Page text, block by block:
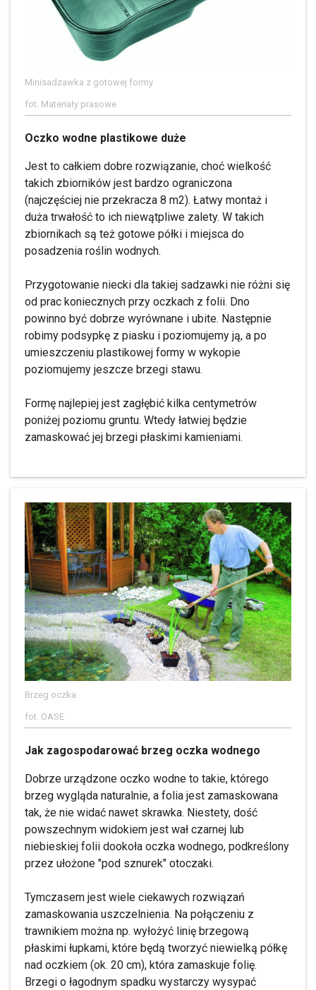
Minisadzawka z gotowej formy
fot. Materiały prasowe
Oczko wodne plastikowe duże
Jest to całkiem dobre rozwiązanie, choć wielkość
takich zbiorników jest bardzo ograniczona
(najczęściej nie przekracza 8 m2). Łatwy montaż i
duża trwałość to ich niewątpliwe zalety. W takich
zbiornikach są też gotowe półki i miejsca do
posadzenia roślin wodnych.
Przygotowanie niecki dla takiej sadzawki nie różni się
od prac koniecznych przy oczkach z folii. Dno
powinno być dobrze wyrównane i ubite. Następnie
robimy podsypkę z piasku i poziomujemy ją, a po
umieszczeniu plastikowej formy w wykopie
poziomujemy jeszcze brzegi stawu.
Formę najlepiej jest zagłębić kilka centymetrów
poniżej poziomu gruntu. Wtedy łatwiej będzie
zamaskować jej brzegi płaskimi kamieniami.
Brzeg oczka
fot. OASE
Jak zagospodarować brzeg oczka wodnego
Dobrze urządzone oczko wodne to takie, którego
brzeg wygląda naturalnie, a folia jest zamaskowana
tak, że nie widać nawet skrawka. Niestety, dość
powszechnym widokiem jest wał czarnej lub
niebieskiej folii dookoła oczka wodnego, podkreślony
przez ułożone "pod sznurek" otoczaki.
Tymczasem jest wiele ciekawych rozwiązań
zamaskowania uszczelnienia. Na połączeniu z
trawnikiem można np. wyłożyć linię brzegową
płaskimi łupkami, które będą tworzyć niewielką półkę
nad oczkiem (ok. 20 cm), która zamaskuje folię.
Brzegi o łagodnym spadku wystarczy wysypać